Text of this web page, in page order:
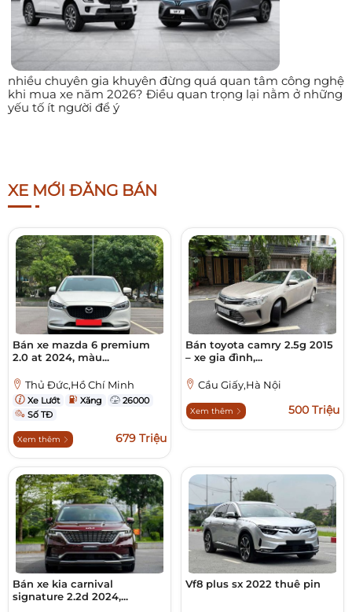
nhiều chuyên gia khuyên đừng quá quan tâm công nghệ
khi mua xe năm 2026? Điều quan trọng lại nằm ở những
yếu tố ít người để ý
XE MỚI ĐĂNG BÁN
Bán xe mazda 6 premium
2.0 at 2024, màu...
Thủ Đức,Hồ Chí Minh
Xe Lướt Xăng
26000
Số TĐ
Xem thêm 679 Triệu
Bán toyota camry 2.5g 2015
– xe gia đình,...
Cầu Giấy,Hà Nội
Xem thêm 500 Triệu
Bán xe kia carnival
signature 2.2d 2024,...
Vf8 plus sx 2022 thuê pin